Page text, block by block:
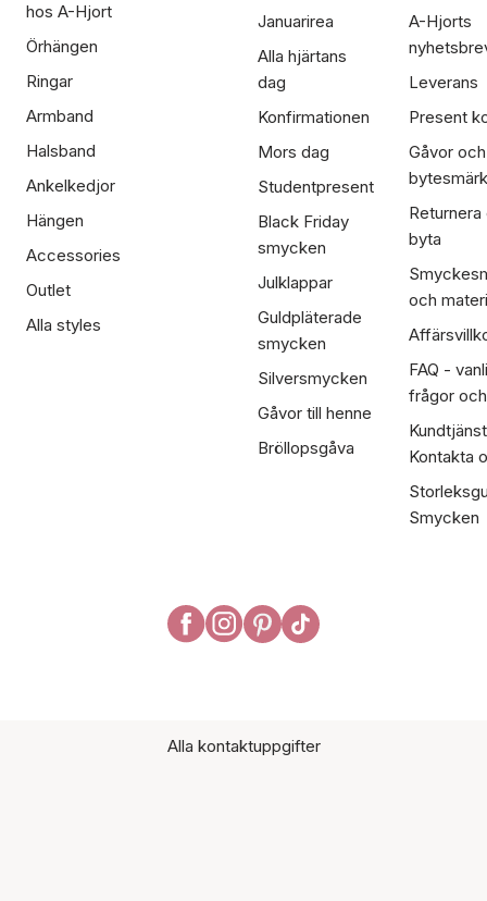
hos A-Hjort
Örhängen
Ringar
Armband
Halsband
Ankelkedjor
Hängen
Accessories
Outlet
Alla styles
Januarirea
Alla hjärtans
dag
Konfirmationen
Mors dag
Studentpresent
Black Friday
smycken
Julklappar
Guldpläterade
smycken
Silversmycken
Gåvor till henne
Bröllopsgåva
A-Hjorts
Leverans
Present
Gåvor och
Returnera
byta
och
FAQ -
frågor
Kontakta
Smycken
Alla kontaktuppgifter